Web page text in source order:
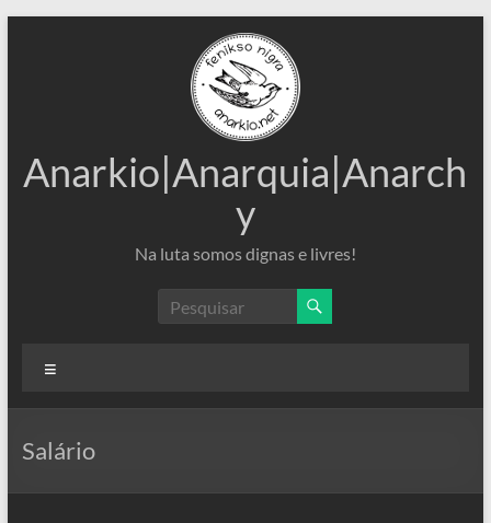
Anarkio|Anarquia|Anarch
y
Na luta somos dignas e livres!
Salário